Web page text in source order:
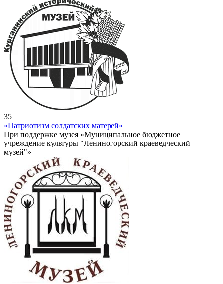
35
«Патриотизм солдатских матерей»
При поддержке музея «Муниципальное бюджетное
учреждение культуры "Лениногорский краеведческий
музей"»